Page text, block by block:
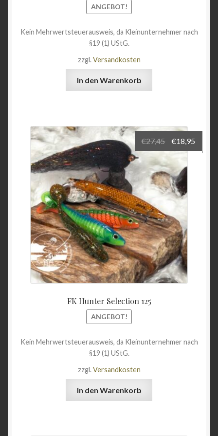
ANGEBOT!
Kein Mehrwertsteuerausweis, da Kleinunternehmer nach
§19 (1) UStG.
zzgl.Versandkosten
In den Warenkorb
FK Hunter Selection 125
ANGEBOT!
€27,45
Preis
war:
€27,45
€18,95
Preis
Kein Mehrwertsteuerausweis, da Kleinunternehmer nach
§19 (1) UStG.
zzgl.Versandkosten
In den Warenkorb